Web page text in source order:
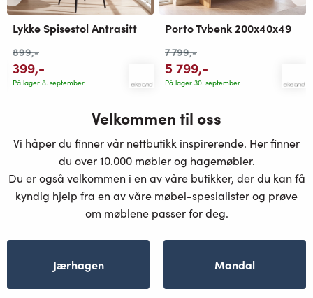
Lykke Spisestol Antrasitt
899,-
399,-
På lager 8. september
Porto Tvbenk 200x40x49
7 799,-
5 799,-
På lager 30. september
Velkommen til oss
Vi håper du finner vår nettbutikk inspirerende. Her finner
du over 10.000 møbler og hagemøbler.
Du er også velkommen i en av våre butikker, der du kan få
kyndig hjelp fra en av våre møbel-spesialister og prøve
om møblene passer for deg.
Jærhagen Mandal